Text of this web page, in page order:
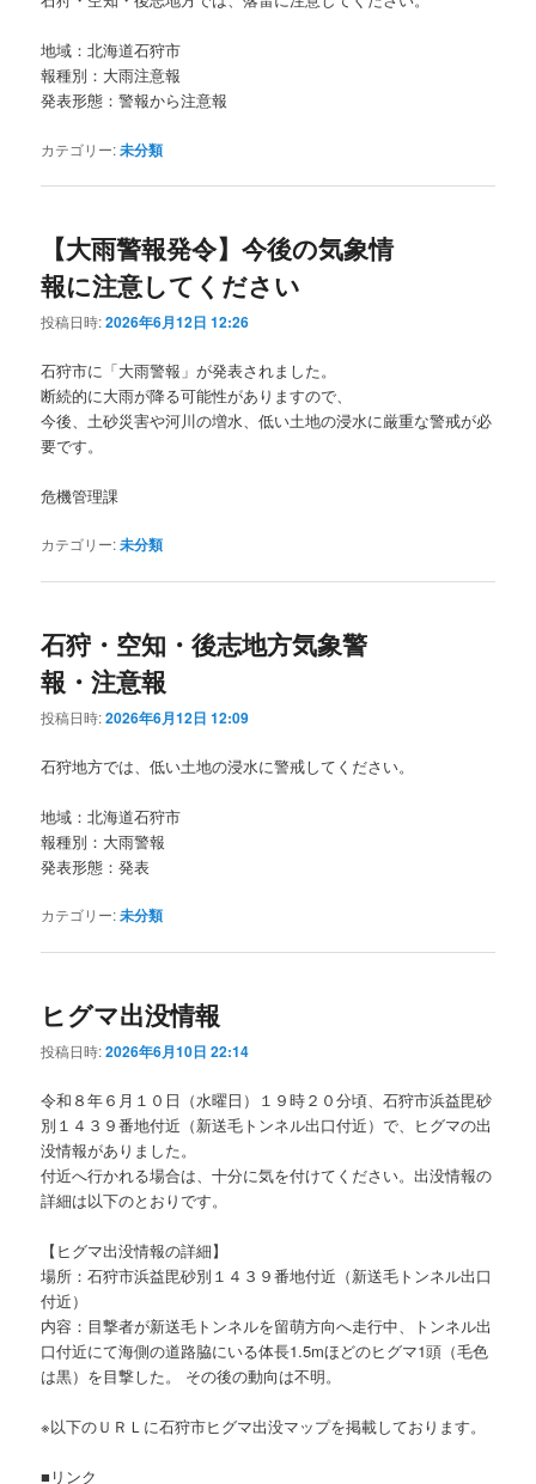
地域：北海道石狩市
報種別：大雨注意報
発表形態：警報から注意報
カテゴリー:未分類
【大雨警報発令】今後の気象情
報に注意してください
投稿日時:2026年6月12日 12:26
石狩市に「大雨警報」が発表されました。
断続的に大雨が降る可能性がありますので、
今後、土砂災害や河川の増水、低い土地の浸水に厳重な警戒が必
要です。
危機管理課
カテゴリー:未分類
石狩・空知・後志地方気象警
報・注意報
投稿日時:2026年6月12日 12:09
石狩地方では、低い土地の浸水に警戒してください。
地域：北海道石狩市
報種別：大雨警報
発表形態：発表
カテゴリー:未分類
ヒグマ出没情報
投稿日時:2026年6月10日 22:14
令和８年６月１０日（水曜日）１９時２０分頃、石狩市浜益毘砂
別１４３９番地付近（新送毛トンネル出口付近）で、ヒグマの出
没情報がありました。
付近へ行かれる場合は、十分に気を付けてください。出没情報の
詳細は以下のとおりです。
【ヒグマ出没情報の詳細】
場所：石狩市浜益毘砂別１４３９番地付近（新送毛トンネル出口
付近）
内容：目撃者が新送毛トンネルを留萌方向へ走行中、トンネル出
口付近にて海側の道路脇にいる体長1.5mほどのヒグマ1頭（毛色
は黒）を目撃した。 その後の動向は不明。
※以下のＵＲＬに石狩市ヒグマ出没マップを掲載しております。
■リンク